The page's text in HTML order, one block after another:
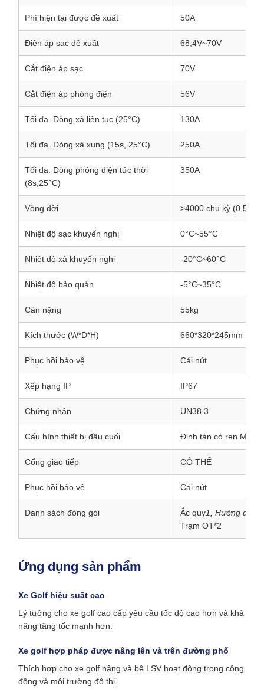
Phí hiện tại được đề xuất 50A
Điện áp sạc đề xuất 68,4V~70V
Cắt điện áp sạc 70V
Cắt điện áp phóng điện 56V
Tối đa. Dòng xả liên tục (25°C) 130A
Tối đa. Dòng xả xung (15s, 25°C) 250A
Tối đa. Dòng phóng điện tức thời
(8s,25°C)
350A
Vòng đời >4000 chu kỳ (0,5C,
Nhiệt độ sạc khuyến nghị 0°C~55°C
Nhiệt độ xả khuyến nghị -20°C~60°C
Nhiệt độ bảo quản -5°C~35°C
Cân nặng 55kg
Kích thước (W*D*H) 660*320*245mm
Phục hồi bảo vệ Cái nút
Xếp hạng IP IP67
Chứng nhận UN38.3
Cấu hình thiết bị đầu cuối Đinh tán có ren M8-
Cổng giao tiếp CÓ THỂ
Phục hồi bảo vệ Cái nút
Danh sách đóng gói Ắc quy1, Hướng dẫn
Trạm OT*2
Ứng dụng sản phẩm
Xe Golf hiệu suất cao
Lý tưởng cho xe golf cao cấp yêu cầu tốc độ cao hơn và khả
năng tăng tốc mạnh hơn.
Xe golf hợp pháp được nâng lên và trên đường phố
Thích hợp cho xe golf nâng và bệ LSV hoạt động trong cộng
đồng và môi trường đô thị.